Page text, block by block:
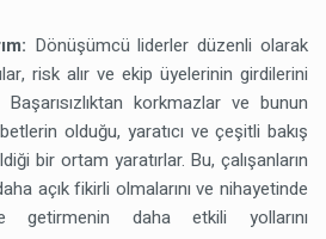
Dönüşümcü liderler düzenli olarak
risk alır ve ekip üyelerinin girdilerini
korkmazlar ve bunun
olduğu, yaratıcı ve çeşitli bakış
bir ortam yaratırlar. Bu, çalışanların
açık fikirli olmalarını ve nihayetinde
getirmenin daha etkili yollarını